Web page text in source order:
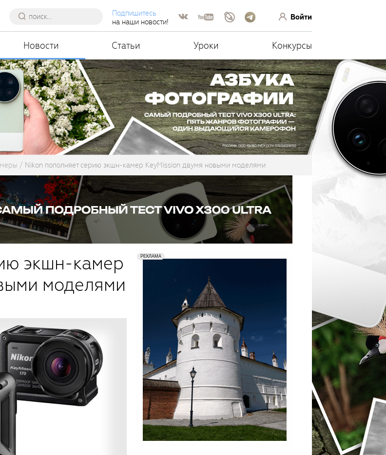
Подпишитесь
на наши новости!
Войти
Новости Статьи Уроки Конкурсы
Nikon пополняет серию экшн-камер KeyMission двумя новыми моделями
экшн-камер
моделями